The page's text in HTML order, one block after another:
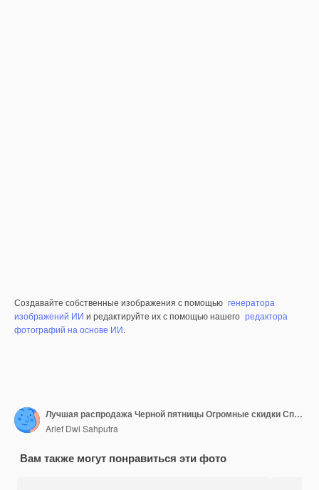
Создавайте собственные изображения с помощью генератора
изображений ИИ и редактируйте их с помощью нашего редактора
фотографий на основе ИИ.
Лучшая распродажа Черной пятницы Огромные скидки Специальные предложения
Arief Dwi Sahputra
Вам также могут понравиться эти фото